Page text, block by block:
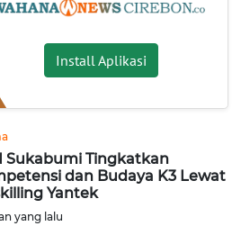
Install Aplikasi
Sukabumi Tingkatkan
dan Budaya K3 Lewat
Yantek
yang lalu